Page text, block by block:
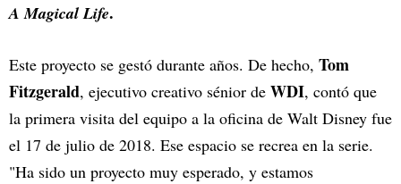
A Magical Life.
Este proyecto se gestó durante años. De hecho, Tom
Fitzgerald, ejecutivo creativo sénior de WDI, contó que
la primera visita del equipo a la oficina de Walt Disney fue
el 17 de julio de 2018. Ese espacio se recrea en la serie.
"Ha sido un proyecto muy esperado, y estamos